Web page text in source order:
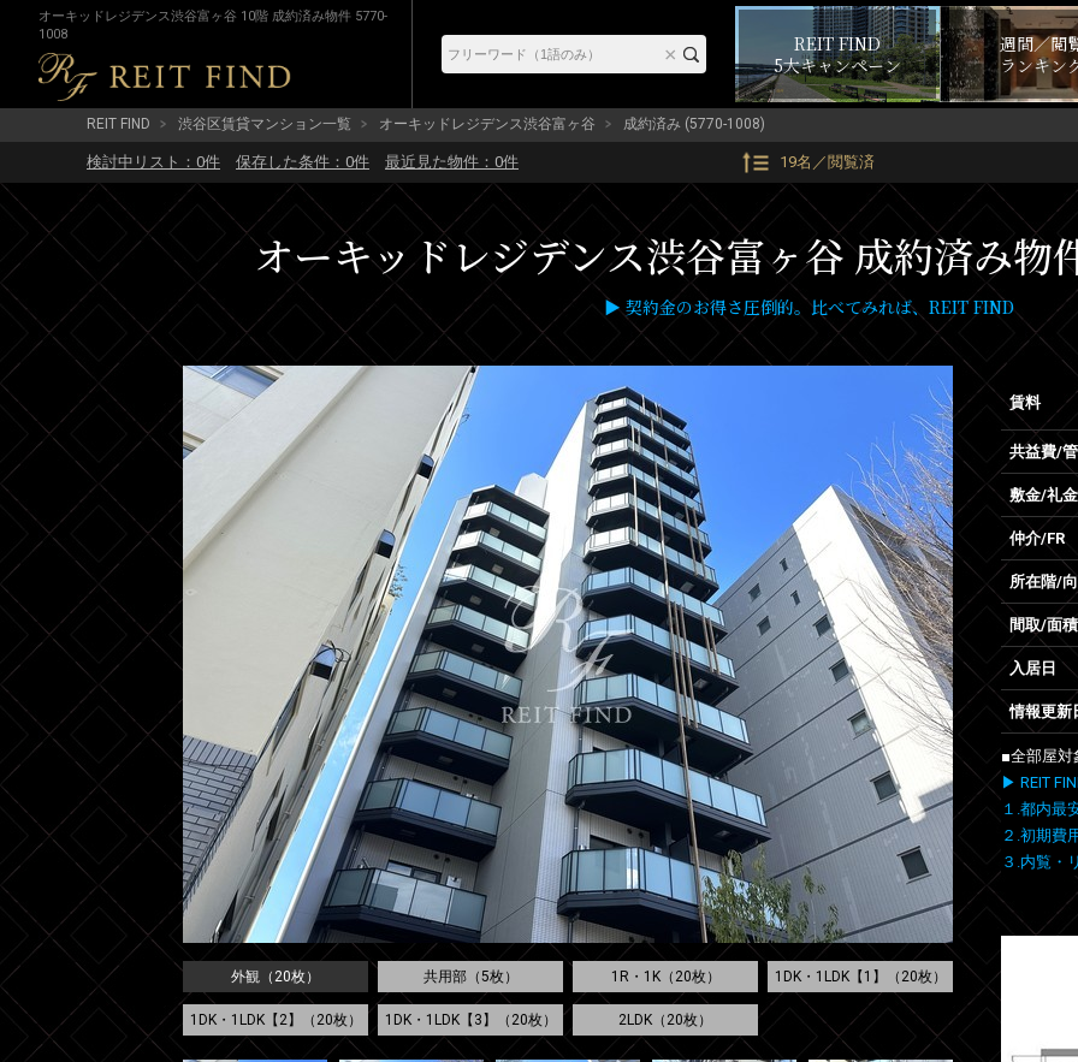
オーキッドレジデンス渋谷富ヶ谷 10階 成約済み物件 5770-
1008
REIT FIND
5大キャンペーン
週間／閲
ランキン
REIT FIND 渋谷区賃貸マンション一覧 オーキッドレジデンス渋谷富ヶ谷 成約済み (5770-1008)
検討中リスト： 0件 保存した条件： 0件 最近見た物件： 0件 19名／閲覧済
オーキッドレジデンス渋谷富ヶ谷 成約済み
▶ 契約金のお得さ圧倒的。比べてみれば、REIT FIND
外観（20枚） 共用部（5枚） 1R・1K（20枚） 1DK・1LDK【1】（20枚）
1DK・1LDK【2】（20枚） 1DK・1LDK【3】（20枚） 2LDK（20枚）
賃料
共益費/
敷金/礼金
仲介/FR
所在階/
間取/面積
入居日
情報更新
■全部屋対
▶ REIT
１.都内最
２.初期費
３.内覧・